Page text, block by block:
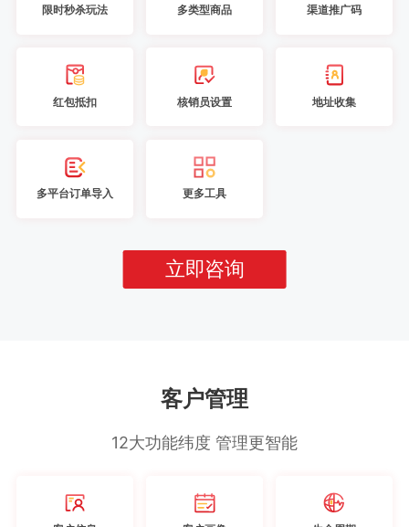
限时秒杀玩法 多类型商品 渠道推广码
红包抵扣 核销员设置 地址收集
多平台订单导入 更多工具
立即咨询
客户管理
12大功能纬度 管理更智能